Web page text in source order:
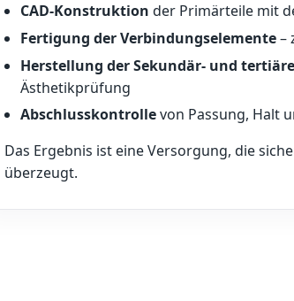
CAD-Konstruktion der Primärteile mit
Fertigung der Verbindungselemente–
Herstellung der Sekundär- und
Ästhetikprüfung
Abschlusskontrollevon Passung, Halt
Das Ergebnis ist eine Versorgung, die
überzeugt.